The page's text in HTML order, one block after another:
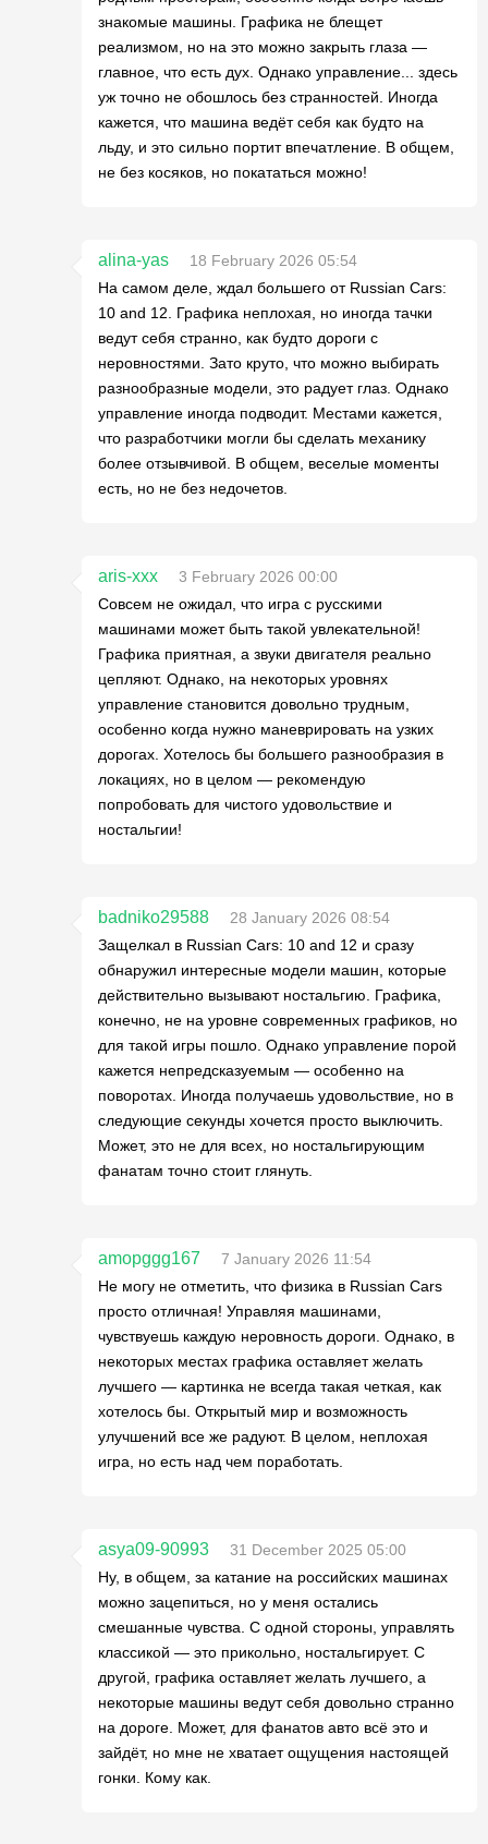
знакомые машины. Графика не блещет
реализмом, но на это можно закрыть глаза —
главное, что есть дух. Однако управление... здесь
уж точно не обошлось без странностей. Иногда
кажется, что машина ведёт себя как будто на
льду, и это сильно портит впечатление. В общем,
не без косяков, но покататься можно!
alina-yas
18 February 2026 05:54
На самом деле, ждал большего от Russian Cars:
10 and 12. Графика неплохая, но иногда тачки
ведут себя странно, как будто дороги с
неровностями. Зато круто, что можно выбирать
разнообразные модели, это радует глаз. Однако
управление иногда подводит. Местами кажется,
что разработчики могли бы сделать механику
более отзывчивой. В общем, веселые моменты
есть, но не без недочетов.
aris-xxx
3 February 2026 00:00
Совсем не ожидал, что игра с русскими
машинами может быть такой увлекательной!
Графика приятная, а звуки двигателя реально
цепляют. Однако, на некоторых уровнях
управление становится довольно трудным,
особенно когда нужно маневрировать на узких
дорогах. Хотелось бы большего разнообразия в
локациях, но в целом — рекомендую
попробовать для чистого удовольствие и
ностальгии!
badniko29588
28 January 2026 08:54
Защелкал в Russian Cars: 10 and 12 и сразу
обнаружил интересные модели машин, которые
действительно вызывают ностальгию. Графика,
конечно, не на уровне современных графиков, но
для такой игры пошло. Однако управление порой
кажется непредсказуемым — особенно на
поворотах. Иногда получаешь удовольствие, но в
следующие секунды хочется просто выключить.
Может, это не для всех, но ностальгирующим
фанатам точно стоит глянуть.
amopggg167
7 January 2026 11:54
Не могу не отметить, что физика в Russian Cars
просто отличная! Управляя машинами,
чувствуешь каждую неровность дороги. Однако, в
некоторых местах графика оставляет желать
лучшего — картинка не всегда такая четкая, как
хотелось бы. Открытый мир и возможность
улучшений все же радуют. В целом, неплохая
игра, но есть над чем поработать.
asya09-90993
31 December 2025 05:00
Ну, в общем, за катание на российских машинах
можно зацепиться, но у меня остались
смешанные чувства. С одной стороны, управлять
классикой — это прикольно, ностальгирует. С
другой, графика оставляет желать лучшего, а
некоторые машины ведут себя довольно странно
на дороге. Может, для фанатов авто всё это и
зайдёт, но мне не хватает ощущения настоящей
гонки. Кому как.